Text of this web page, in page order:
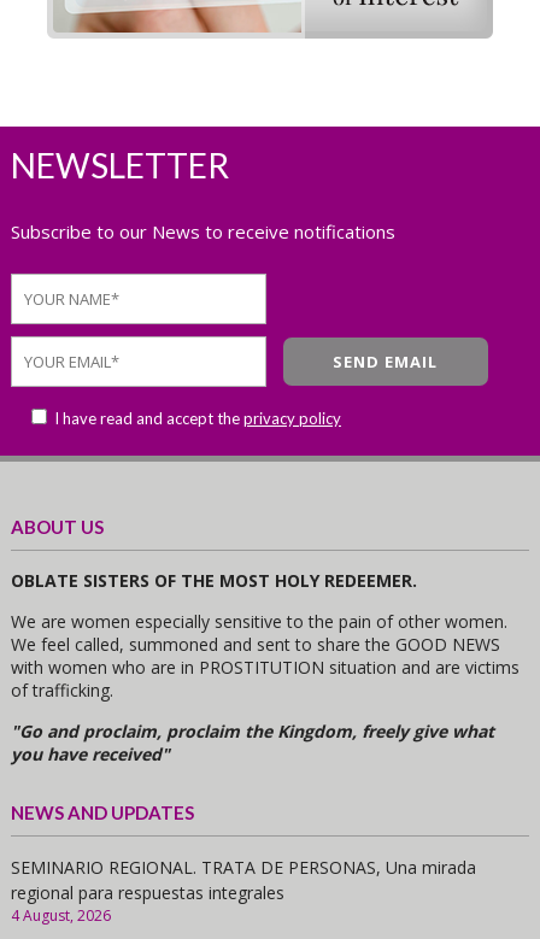
NEWSLETTER
Subscribe to our News to receive notifications
I have read and accept theprivacy policy
ABOUT US
OBLATE SISTERS OF THE MOST HOLY REDEEMER.
We are women especially sensitive to the pain of other women.
We feel called, summoned and sent to share the GOOD NEWS
with women who are in PROSTITUTION situation and are victims
of trafficking.
"Go and proclaim, proclaim the Kingdom, freely give what
you have received"
NEWS AND UPDATES
SEMINARIO REGIONAL. TRATA DE PERSONAS, Una mirada
regional para respuestas integrales
4 August, 2026